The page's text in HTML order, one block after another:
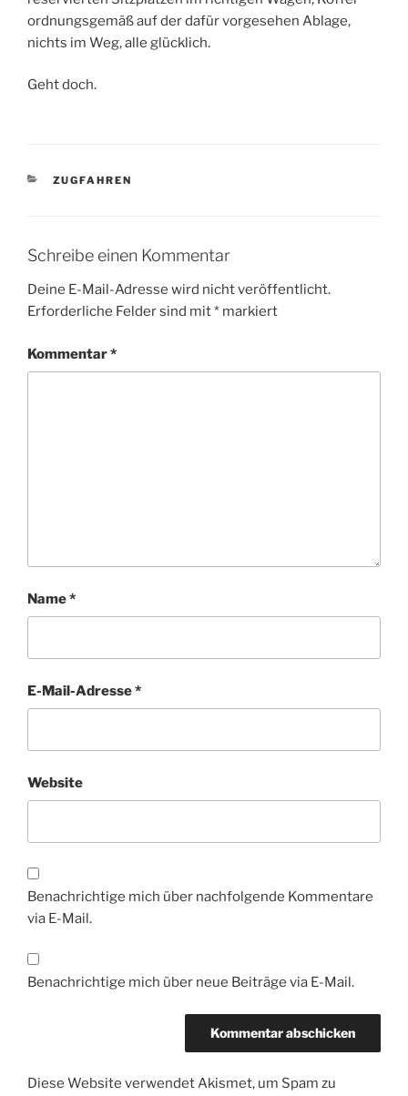
ordnungsgemäß auf der dafür vorgesehen Ablage,
nichts im Weg, alle glücklich.
Geht doch.
KATEGORIEN
ZUGFAHREN
Schreibe einen Kommentar
Deine E-Mail-Adresse wird nicht veröffentlicht.
Erforderliche Felder sind mit* markiert
Kommentar*
Name*
E-Mail-Adresse*
Website
Benachrichtige mich über nachfolgende Kommentare
via E-Mail.
Benachrichtige mich über neue Beiträge via E-Mail.
Diese Website verwendet Akismet, um Spam zu